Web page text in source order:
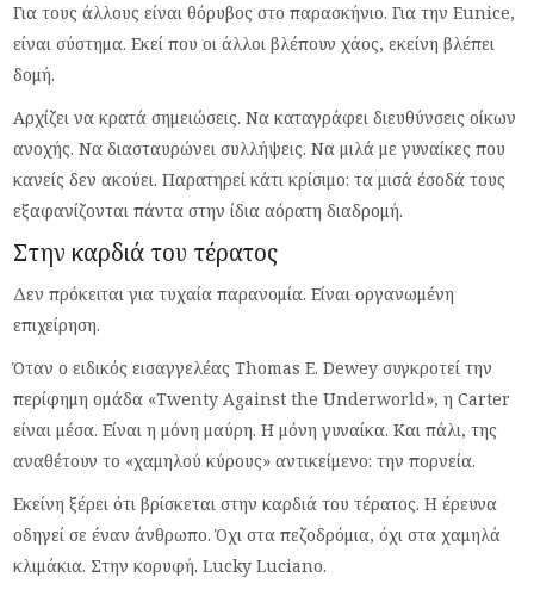
Για τους άλλους είναι θόρυβος στο παρασκήνιο. Για την Eunice,
είναι σύστημα. Εκεί που οι άλλοι βλέπουν χάος, εκείνη βλέπει
δομή.
Αρχίζει να κρατά σημειώσεις. Να καταγράφει διευθύνσεις οίκων
ανοχής. Να διασταυρώνει συλλήψεις. Να μιλά με γυναίκες που
κανείς δεν ακούει. Παρατηρεί κάτι κρίσιμο: τα μισά έσοδά τους
εξαφανίζονται πάντα στην ίδια αόρατη διαδρομή.
Στην καρδιά του τέρατος
Δεν πρόκειται για τυχαία παρανομία. Είναι οργανωμένη
επιχείρηση.
Όταν ο ειδικός εισαγγελέας Thomas E. Dewey συγκροτεί την
περίφημη ομάδα «Twenty Against the Underworld», η Carter
είναι μέσα. Είναι η μόνη μαύρη. Η μόνη γυναίκα. Και πάλι, της
αναθέτουν το «χαμηλού κύρους» αντικείμενο: την πορνεία.
Εκείνη ξέρει ότι βρίσκεται στην καρδιά του τέρατος. Η έρευνα
οδηγεί σε έναν άνθρωπο. Όχι στα πεζοδρόμια, όχι στα χαμηλά
κλιμάκια. Στην κορυφή. Lucky Luciano.